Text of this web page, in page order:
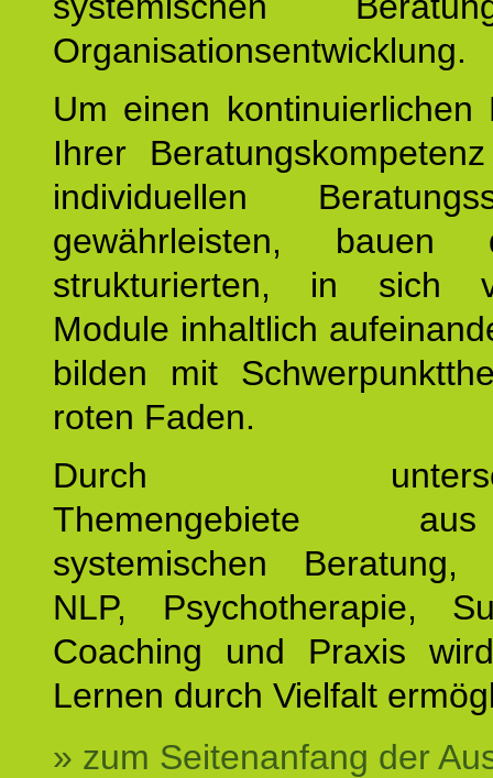
Organisationsentwicklung.
Um einen kontinuierlichen
Ihrer
individuellen
gewährleisten,
strukturierten, in sich
Module inhaltlich
bilden mit
roten Faden.
Durch
Themengebiete
systemischen Beratung,
NLP, Psychotherapie,
Coaching und Praxis
Lernen durch Vielfalt
» zum Seitenanfang der